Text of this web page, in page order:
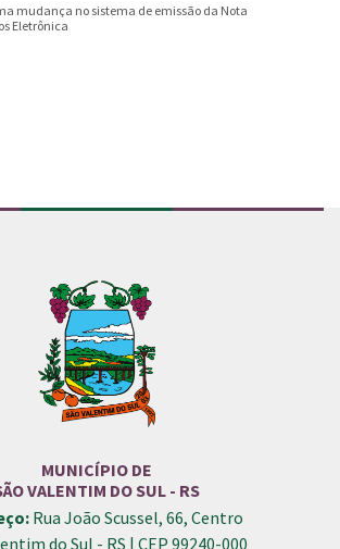
mudança no sistema de emissão da Nota
Eletrônica
MUNICÍPIO DE
VALENTIM DO SUL - RS
Rua João Scussel, 66, Centro
do Sul - RS | CEP 99240-000